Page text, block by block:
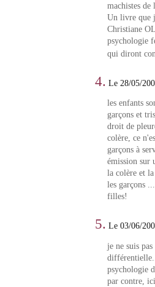
machistes de
Un livre que
Christiane
psychologie
qui diront
4. Le 28/05/
les enfants
garçons et
droit de
colère, ce
garçons à
émission sur
la colère et
les garçons
filles!
5. Le 03/06/
je ne suis
psychologie
par contre,